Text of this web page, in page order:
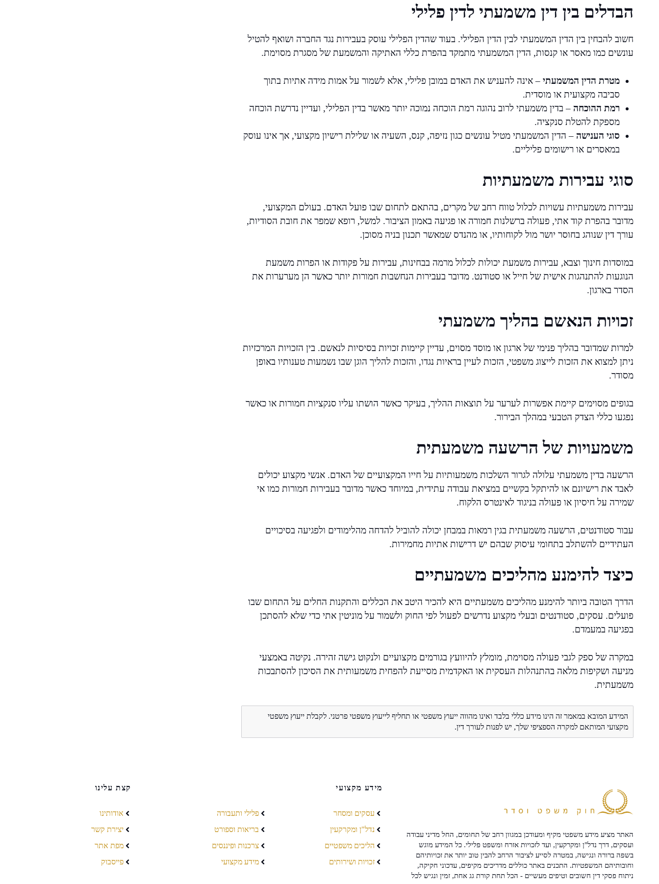
הבדלים בין דין משמעתי לדין פלילי
חשוב להבחין בין הדין המשמעתי לבין הדין הפלילי. בעוד שהדין הפלילי עוסק בעבירות נגד החברה ושואף להטיל
עונשים כמו מאסר או קנסות, הדין המשמעתי מתמקד בהפרת כללי האתיקה והמשמעת של מסגרת מסוימת.
מטרת הדין המשמעתי – אינה להעניש את האדם במובן פלילי, אלא לשמור על אמות מידה אתיות בתוך
סביבה מקצועית או מוסדית.
רמת ההוכחה – בדין משמעתי לרוב נהוגה רמת הוכחה נמוכה יותר מאשר בדין הפלילי, ועדיין נדרשת הוכחה
מספקת להטלת סנקציה.
סוגי הענישה – הדין המשמעתי מטיל עונשים כגון נזיפה, קנס, השעיה או שלילת רישיון מקצועי, אך אינו עוסק
במאסרים או רישומים פליליים.
סוגי עבירות משמעתיות
עבירות משמעתיות עשויות לכלול טווח רחב של מקרים, בהתאם לתחום שבו פועל האדם. בעולם המקצועי,
מדובר בהפרת קוד אתי, פעולה ברשלנות חמורה או פגיעה באמון הציבור. למשל, רופא שמפר את חובת הסודיות,
עורך דין שנוהג בחוסר יושר מול לקוחותיו, או מהנדס שמאשר תכנון בניה מסוכן.
במוסדות חינוך וצבא, עבירות משמעת יכולות לכלול מרמה בבחינות, עבירות על פקודות או הפרות משמעת
הנוגעות להתנהגות אישית של חייל או סטודנט. מדובר בעבירות הנחשבות חמורות יותר כאשר הן מערערות את
הסדר בארגון.
זכויות הנאשם בהליך משמעתי
למרות שמדובר בהליך פנימי של ארגון או מוסד מסוים, עדיין קיימות זכויות בסיסיות לנאשם. בין הזכויות המרכזיות
ניתן למצוא את הזכות לייצוג משפטי, הזכות לעיין בראיות נגדו, והזכות להליך הוגן שבו נשמעות טענותיו באופן
מסודר.
בגופים מסוימים קיימת אפשרות לערער על תוצאות ההליך, בעיקר כאשר הושתו עליו סנקציות חמורות או כאשר
נפגעו כללי הצדק הטבעי במהלך הבירור.
משמעויות של הרשעה משמעתית
הרשעה בדין משמעתי עלולה לגרור השלכות משמעותיות על חייו המקצועיים של האדם. אנשי מקצוע יכולים
לאבד את רישיונם או להיתקל בקשיים במציאת עבודה עתידית, במיוחד כאשר מדובר בעבירות חמורות כמו אי
שמירה על חיסיון או פעולה בניגוד לאינטרס הלקוח.
עבור סטודנטים, הרשעה משמעתית בגין רמאות במבחן יכולה להוביל להדחה מהלימודים ולפגיעה בסיכויים
העתידיים להשתלב בתחומי עיסוק שבהם יש דרישות אתיות מחמירות.
כיצד להימנע מהליכים משמעתיים
הדרך הטובה ביותר להימנע מהליכים משמעתיים היא להכיר היטב את הכללים והתקנות החלים על התחום שבו
פועלים. עסקים, סטודנטים ובעלי מקצוע נדרשים לפעול לפי החוק ולשמור על מוניטין אתי כדי שלא להסתכן
בפגיעה במעמדם.
במקרה של ספק לגבי פעולה מסוימת, מומלץ להיוועץ בגורמים מקצועיים ולנקוט גישה זהירה. נקיטה באמצעי
מניעה ושקיפות מלאה בהתנהלות העסקית או האקדמית מסייעת להפחית משמעותית את הסיכון להסתבכות
משמעתית.
המידע המובא במאמר זה הינו מידע כללי בלבד ואינו מהווה ייעוץ משפטי או תחליף לייעוץ משפטי פרטני. לקבלת ייעוץ משפטי
מקצועי המותאם למקרה הספציפי שלך, יש לפנות לעורך דין.
האתר מציע מידע משפטי מקיף ומעודכן במגוון רחב של תחומים, החל מדיני עבודה
ועסקים, דרך נדל"ן ומקרקעין, ועד לזכויות אזרח ומשפט פלילי. כל המידע מוגש
בשפה ברורה ונגישה, במטרה לסייע לציבור הרחב להבין טוב יותר את זכויותיהם
וחובותיהם המשפטיות. התכנים באתר כוללים מדריכים מקיפים, עדכוני חקיקה,
ניתוח פסקי דין חשובים וטיפים מעשיים - הכל תחת קורת גג אחת, זמין ונגיש לכל
מידע מקצועי
עסקים ומסחר
נדל"ן ומקרקעין
הליכים משפטיים
זכויות ושירותים
פלילי ותעבורה
בריאות וספורט
צרכנות ופיננסים
מידע מקצועי
קצת עלינו
אודותינו
יצירת קשר
מפת אתר
פייסבוק